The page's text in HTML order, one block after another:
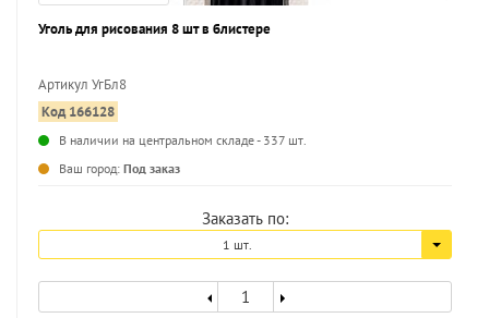
Уголь для рисования 8 шт в блистере
Артикул УгБл8
Код 166128
В наличии на центральном складе - 337 шт.
Ваш город: Под заказ
Заказать по:
1 шт.